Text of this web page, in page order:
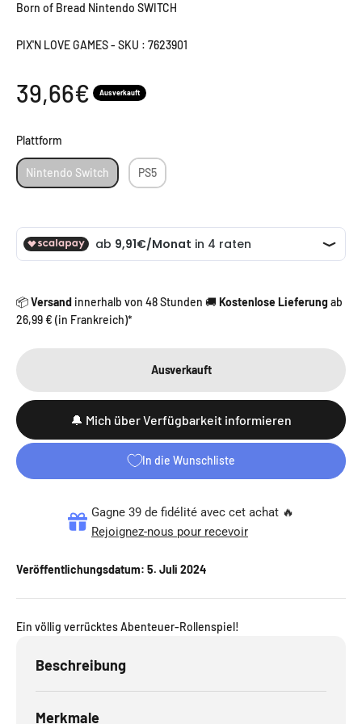
Born of Bread Nintendo SWITCH
PIX'N LOVE GAMES- SKU : 7623901
Angebot
39,66€ Ausverkauft
Plattform
Nintendo Switch PS5
📦Versand innerhalb von 48 Stunden 🚚Kostenlose Lieferung ab
26,99 € (in Frankreich)*
Ausverkauft
🔔 Mich über Verfügbarkeit informieren
In die Wunschliste
Gagne 39 de fidélité avec cet achat 🔥
Rejoignez-nous pour recevoir
Veröffentlichungsdatum: 5. Juli 2024
Ein völlig verrücktes Abenteuer-Rollenspiel!
Beschreibung
Merkmale